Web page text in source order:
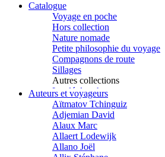
Catalogue
Voyage en poche
Hors collection
Nature nomade
Petite philosophie du voyage
Compagnons de route
Sillages
Autres collections
La clé des champs
Chemins d’étoiles
Visions
Auteurs et voyageurs
Aïtmatov Tchinguiz
Adjemian David
Alaux Marc
Allaert Lodewijk
Allano Joël